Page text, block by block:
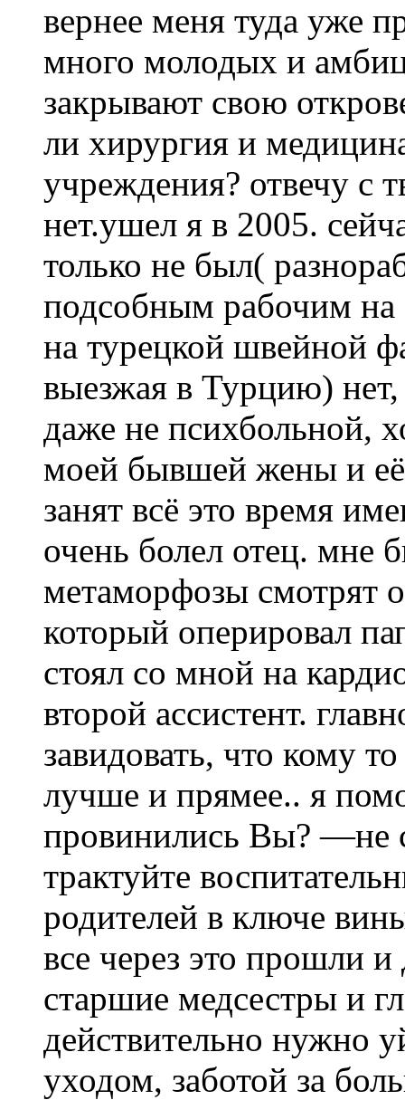
вернее меня туда уже
много молодых и
закрывают свою
ли хирургия и
учреждения? отвечу с
нет.ушел я в 2005.
только не был(
подсобным рабочим на
на турецкой швейной
выезжая в Турцию)
даже не психбольной,
моей бывшей жены и
занят всё это время
очень болел отец. мне
метаморфозы смотрят
который оперировал
стоял со мной на
второй ассистент.
завидовать, что кому
лучше и прямее.. я
провинились Вы? —не
трактуйте
родителей в ключе
все через это прошли
старшие медсестры и
действительно нужно
уходом, заботой за